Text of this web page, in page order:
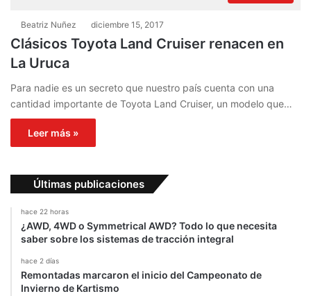
Beatriz Nuñez diciembre 15, 2017
Clásicos Toyota Land Cruiser renacen en
La Uruca
Para nadie es un secreto que nuestro país cuenta con una
cantidad importante de Toyota Land Cruiser, un modelo que…
Leer más »
Últimas publicaciones
hace 22 horas
¿AWD, 4WD o Symmetrical AWD? Todo lo que necesita
saber sobre los sistemas de tracción integral
hace 2 días
Remontadas marcaron el inicio del Campeonato de
Invierno de Kartismo